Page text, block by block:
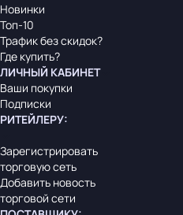
Новинки
Топ-10
Трафик без скидок?
Где купить?
ЛИЧНЫЙ КАБИНЕТ
Ваши покупки
Подписки
РИТЕЙЛЕРУ:
Зарегистрировать
торговую сеть
Добавить новость
торговой сети